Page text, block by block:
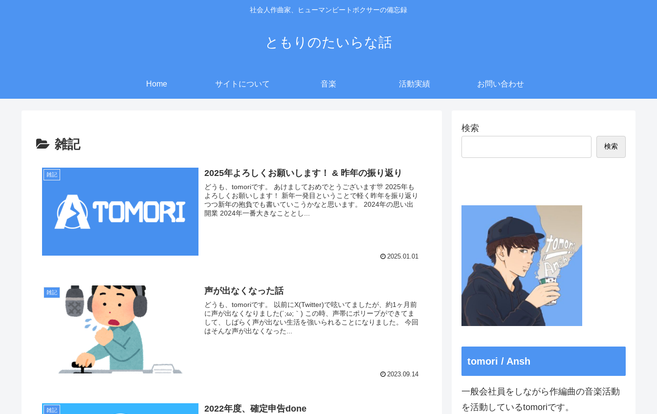
社会人作曲家、ヒューマンビートボクサーの備忘録
ともりのたいらな話
Home サイトについて 音楽 活動実績 お問い合わせ
雑記
雑記 2025年よろしくお願いします！ & 昨年の振り返り
どうも、tomoriです。 あけましておめでとうございます🎊 2025年も
よろしくお願いします！ 新年一発目ということで軽く昨年を振り返り
つつ新年の抱負でも書いていこうかなと思います。 2024年の思い出
開業 2024年一番大きなこととし...
2025.01.01
雑記 声が出なくなった話
どうも、tomoriです。 以前にX(Twitter)で呟いてましたが、約1ヶ月前
に声が出なくなりました(´;ω;｀) この時、声帯にポリープができてま
して、しばらく声が出ない生活を強いられることになりました。 今回
はそんな声が出なくなった...
2023.09.14
雑記 2022年度、確定申告done
検索
検索
tomori / Ansh
一般会社員をしながら作編曲の音楽活動
を活動しているtomoriです。